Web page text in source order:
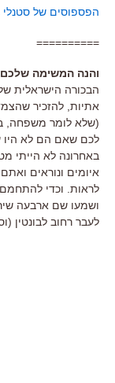
הפספוסים של סטנלי
==========
והנה המשימה שלכם
הבכורה הישראלית
אתיות, להזכיר
(שלא לומר משפחה,
לכם שאם הם לא היו
באחרונה לא הייתי
איומים ונוראים
לראות. וכדי
ושמעו שם ארבעה
לעבר רחוב לבונטין